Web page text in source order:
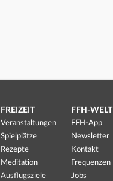
FREIZEIT
Veranstaltungen
Spielplätze
Rezepte
Meditation
Ausflugsziele
FFH-WELT
FFH-App
Newsletter
Kontakt
Frequenzen
Jobs